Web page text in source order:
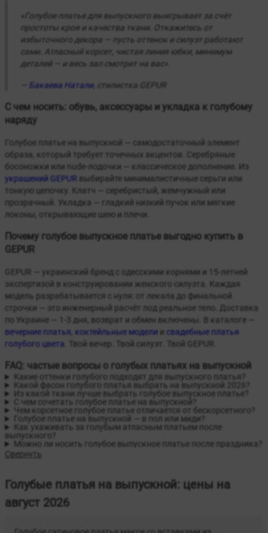
«Голубое платье для выпускного выигрывает за счёт
простоты кроя и качества ткани. Откажитесь от
избыточного декора — пусть оттенок и силуэт работают
сами. Атласный корсет, чистая линия юбки, минимум
деталей — и весь зал смотрит на вас».
Бакаева Натали, стилистка GEPUR
С чем носить: обувь, аксессуары и укладка к голубому
наряду
Голубое платье на выпускной — самодостаточный элемент
образа, который требует точечных акцентов. Серебряные
босоножки или nude-лодочки — классическое дополнение. Из
украшений GEPUR выбирайте минималистичные серьги или
тонкую цепочку. Клатч — серебристый, жемчужный или
прозрачный. Укладка — гладкий низкий пучок или мягкие
локоны, открывающие шею и плечи.
Почему голубое выпускное платье выгодно купить в
GEPUR
GEPUR — украинский бренд с одесскими корнями и 15-летней
экспертизой в конструировании женского силуэта. Каждая
модель разрабатывается с нуля: от лекала до финальной
строчки — это инженерный расчёт под реальное тело. Доставка
по Украине — 1-3 дня, возврат и обмен включены. В каталоге —
вечерние платья коктейльные модели и свадебные платья
голубого цвета . Твой вечер. Твой силуэт. Твой GEPUR.
FAQ: частые вопросы о голубых платьях на выпускной
Какие оттенки голубого подходят для выпускного платья?
Какой фасон голубого платья выбрать на выпускной 2026?
Из какой ткани лучше выбрать голубое выпускное платье?
С чем сочетать голубое платье на выпускной?
Чем корсетное голубое платье отличается от бескорсетного?
Голубое платье на выпускной — в пол или миди?
Как ухаживать за голубым атласным платьем после
выпускного?
Можно ли носить голубое выпускное платье после праздника?
Свернуть
Голубые платья на выпускной: цены на
август 2026